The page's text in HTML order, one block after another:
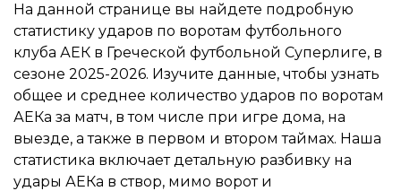
На данной странице вы найдете подробную
статистику ударов по воротам футбольного
клуба АЕК в Греческой футбольной Суперлиге, в
сезоне 2025-2026. Изучите данные, чтобы узнать
общее и среднее количество ударов по воротам
АЕКа за матч, в том числе при игре дома, на
выезде, а также в первом и втором таймах. Наша
статистика включает детальную разбивку на
удары АЕКа в створ, мимо ворот и